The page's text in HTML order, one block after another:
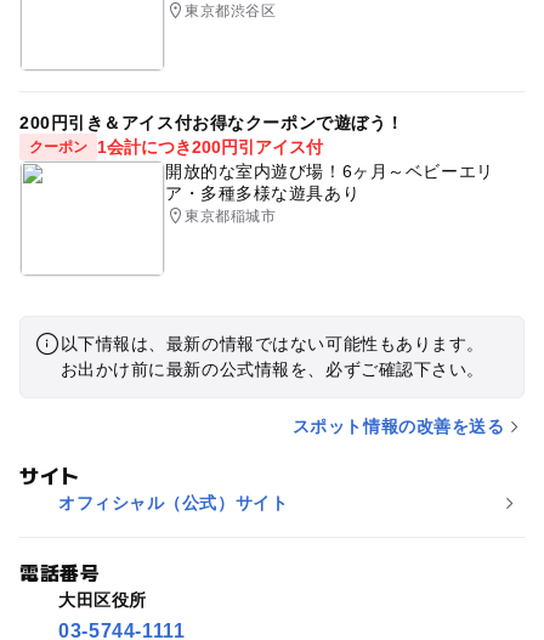
東京都渋谷区
200円引き＆アイス付お得なクーポンで遊ぼう！
クーポン
1会計につき200円引アイス付
開放的な室内遊び場！6ヶ月～ベビーエリ
ア・多種多様な遊具あり
東京都稲城市
以下情報は、最新の情報ではない可能性もあります。
お出かけ前に最新の公式情報を、必ずご確認下さい。
スポット情報の改善を送る
サイト
オフィシャル（公式）サイト
電話番号
大田区役所
03-5744-1111